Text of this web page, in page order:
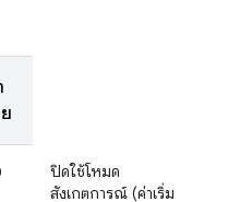
ปิดใช้โหมด
สังเกตการณ์ (ค่าเริ่ม